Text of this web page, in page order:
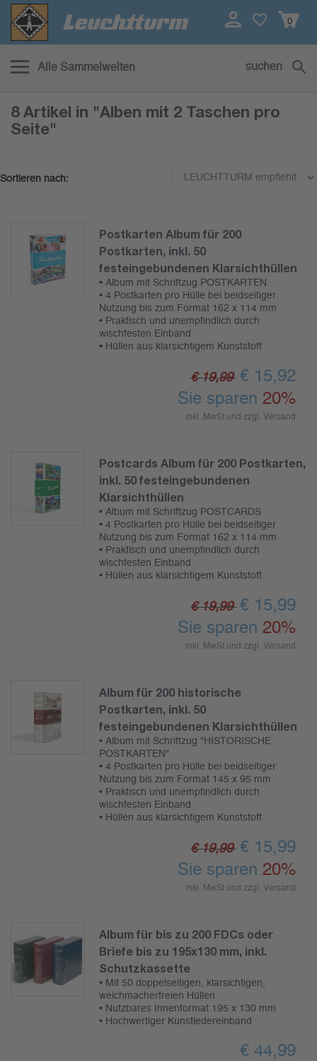
0
Alle Sammelwelten suchen
8 Artikel in "Alben mit 2 Taschen pro
Seite"
Sortieren nach:
Postkarten Album für 200
Postkarten, inkl. 50
festeingebundenen Klarsichthüllen
• Album mit Schriftzug POSTKARTEN
• 4 Postkarten pro Hülle bei beidseitiger
Nutzung bis zum Format 162 x 114 mm
• Praktisch und unempfindlich durch
wischfesten Einband
• Hüllen aus klarsichtigem Kunststoff
€ 19,99 € 15,92
Sie sparen 20%
inkl. MwSt und zzgl. Versand
Postcards Album für 200 Postkarten,
inkl. 50 festeingebundenen
Klarsichthüllen
• Album mit Schriftzug POSTCARDS
• 4 Postkarten pro Hülle bei beidseitiger
Nutzung bis zum Format 162 x 114 mm
• Praktisch und unempfindlich durch
wischfesten Einband
• Hüllen aus klarsichtigem Kunststoff
€ 19,99 € 15,99
Sie sparen 20%
inkl. MwSt und zzgl. Versand
Album für 200 historische
Postkarten, inkl. 50
festeingebundenen Klarsichthüllen
• Album mit Schriftzug "HISTORISCHE
POSTKARTEN"
• 4 Postkarten pro Hülle bei beidseitiger
Nutzung bis zum Format 145 x 95 mm
• Praktisch und unempfindlich durch
wischfesten Einband
• Hüllen aus klarsichtigem Kunststoff
€ 19,99 € 15,99
Sie sparen 20%
inkl. MwSt und zzgl. Versand
Album für bis zu 200 FDCs oder
Briefe bis zu 195x130 mm, inkl.
Schutzkassette
• Mit 50 doppelseitigen, klarsichtigen,
weichmacherfreien Hüllen
• Nutzbares Innenformat 195 x 130 mm
• Hochwertiger Kunstledereinband
€ 44,99